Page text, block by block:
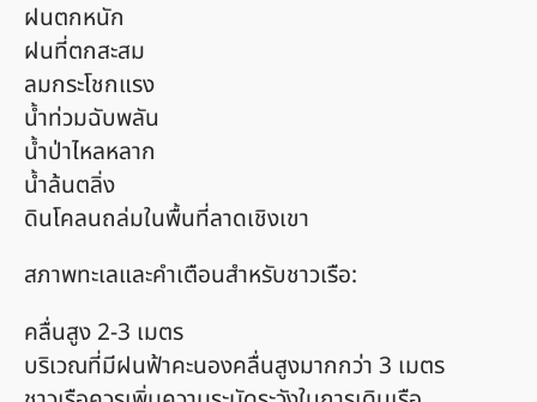
ฝนตกหนัก
ฝนที่ตกสะสม
ลมกระโชกแรง
น้ำท่วมฉับพลัน
น้ำป่าไหลหลาก
น้ำล้นตลิ่ง
ดินโคลนถล่มในพื้นที่ลาดเชิงเขา
สภาพทะเลและคำเตือนสำหรับชาวเรือ:
คลื่นสูง 2-3 เมตร
บริเวณที่มีฝนฟ้าคะนองคลื่นสูงมากกว่า 3 เมตร